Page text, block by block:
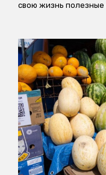
свою жизнь полезные